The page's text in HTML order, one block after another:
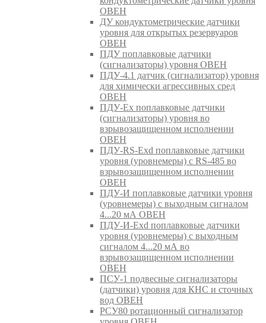
ОВЕН
ДУ кондуктометрические датчики
уровня для открытых резервуаров
ОВЕН
ПДУ поплавковые датчики
(сигнализаторы) уровня ОВЕН
ПДУ-4.1 датчик (сигнализатор) уровня
для химически агрессивных сред
ОВЕН
ПДУ-Ex поплавковые датчики
(сигнализаторы) уровня во
взрывозащищенном исполнении
ОВЕН
ПДУ-RS-Exd поплавковые датчики
уровня (уровнемеры) с RS-485 во
взрывозащищенном исполнении
ОВЕН
ПДУ-И поплавковые датчики уровня
(уровнемеры) с выходным сигналом
4...20 мА ОВЕН
ПДУ-И-Exd поплавковые датчики
уровня (уровнемеры) с выходным
сигналом 4...20 мА во
взрывозащищенном исполнении
ОВЕН
ПСУ-1 подвесные сигнализаторы
(датчики) уровня для КНС и сточных
вод ОВЕН
РСУ80 ротационный сигнализатор